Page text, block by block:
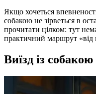
Якщо хочеться
собакою не зірветься в
прочитати цілком: тут
практичний маршрут «від
Виїзд із